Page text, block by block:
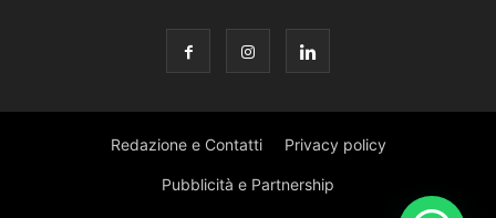
Redazione e Contatti Privacy policy
Pubblicità e Partnership